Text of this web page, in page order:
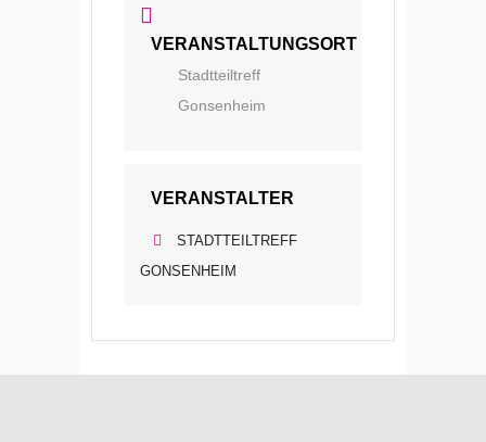
VERANSTALTUNGSORT
Stadtteiltreff
Gonsenheim
VERANSTALTER
STADTTEILTREFF
GONSENHEIM